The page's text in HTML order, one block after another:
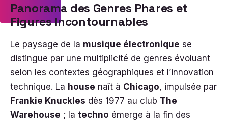
Panorama des Genres Phares et
Figures Incontournables
Le paysage de la musique électronique se
distingue par une multiplicité de genres évoluant
selon les contextes géographiques et l’innovation
technique. La house naît à Chicago, impulsée par
Frankie Knuckles dès 1977 au club The
Warehouse ; la techno émerge à la fin des